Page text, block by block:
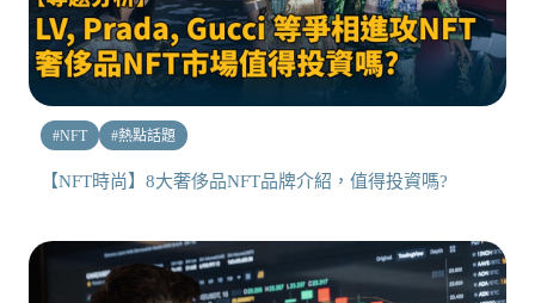
#NFT #熱點話題
【NFT時尚】8大奢侈品NFT品牌介紹，值得投資嗎?